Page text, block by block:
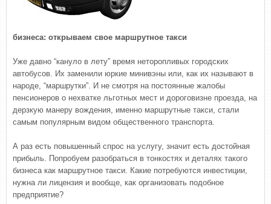
бизнеса: открываем свое маршрутное такси
Уже давно “кануло в лету” время неторопливых городских
автобусов. Их заменили юркие минивэны или, как их называют в
народе, “маршрутки”. И не смотря на постоянные жалобы
пенсионеров о нехватке льготных мест и дороговизне проезда, на
дерзкую манеру вождения, именно маршрутные такси, стали
самым популярным видом общественного транспорта.
А раз есть повышенный спрос на услугу, значит есть достойная
прибыль. Попробуем разобраться в тонкостях и деталях такого
бизнеса как маршрутное такси. Какие потребуются инвестиции,
нужна ли лицензия и вообще, как организовать подобное
предприятие?